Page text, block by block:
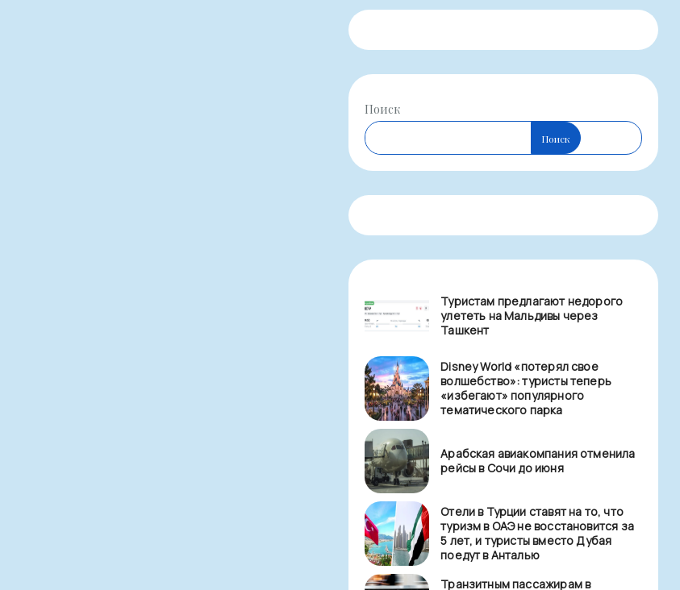
Поиск
Поиск
Туристам предлагают недорого
улететь на Мальдивы через
Ташкент
Disney World «потерял свое
волшебство»: туристы теперь
«избегают» популярного
тематического парка
Арабская авиакомпания отменила
рейсы в Сочи до июня
Отели в Турции ставят на то, что
туризм в ОАЭ не восстановится за
5 лет, и туристы вместо Дубая
поедут в Анталью
Транзитным пассажирам в